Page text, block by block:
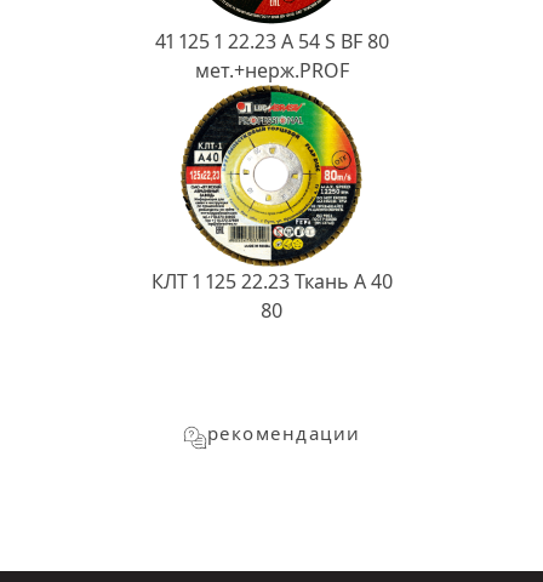
41 125 1 22.23 A 54 S BF 80
мет.+нерж.PROF
КЛТ 1 125 22.23 Ткань A 40
80
рекомендации